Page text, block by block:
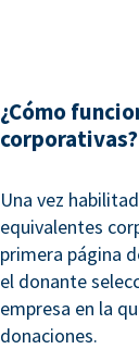
¿Cómo
corporativas?
Una vez
equivalentes
primera página
el donante
empresa en la
donaciones.